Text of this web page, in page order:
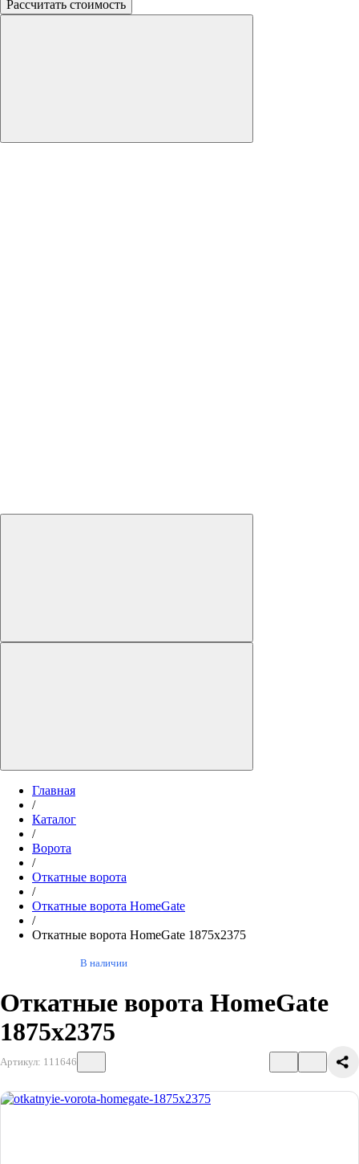
Рассчитать стоимость
Главная
/
Каталог
/
Ворота
/
Откатные ворота
/
Откатные ворота HomeGate
/
Откатные ворота HomeGate 1875х2375
Откатные ворота HomeGate
1875х2375
В наличии
Артикул: 111646